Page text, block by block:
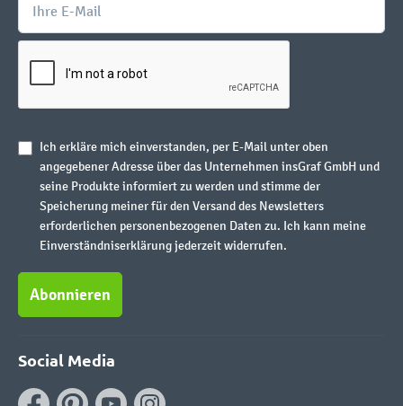
Ich erkläre mich einverstanden, per E-Mail unter oben
angegebener Adresse über das Unternehmen insGraf GmbH und
seine Produkte informiert zu werden und stimme der
Speicherung meiner für den Versand des Newsletters
erforderlichen personenbezogenen Daten zu. Ich kann meine
Einverständniserklärung jederzeit widerrufen.
Abonnieren
Social Media